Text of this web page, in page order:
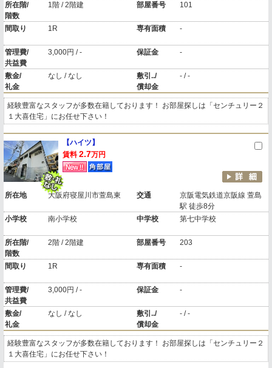
所在階/
階数
1階 / 2階建 部屋番号 101
間取り 1R 専有面積 -
管理費/
共益費
3,000円 / - 保証金 -
敷金/
礼金
なし / なし
敷引../
償却金
- / -
経験豊富なスタッフが多数在籍しております！ お部屋探しは「センチュリー２
１大喜住宅」にお任せ下さい！
【ハイツ】
賃料 2.7万円
所在地 大阪府寝屋川市萱島東 交通
京阪電気鉄道京阪線 萱島
駅 徒歩8分
小学校
南小学校 中学校 第七中学校
所在階/
階数
2階 / 2階建 部屋番号 203
間取り 1R 専有面積 -
管理費/
共益費
3,000円 / - 保証金 -
敷金/
礼金
なし / なし
敷引../
償却金
- / -
経験豊富なスタッフが多数在籍しております！ お部屋探しは「センチュリー２
１大喜住宅」にお任せ下さい！